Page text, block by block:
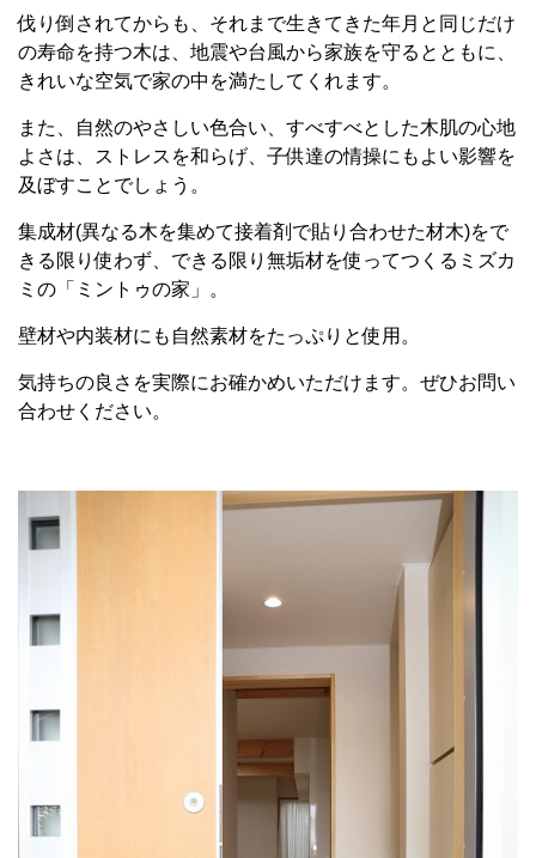
伐り倒されてからも、それまで生きてきた年月と同じだけ
の寿命を持つ木は、地震や台風から家族を守るとともに、
きれいな空気で家の中を満たしてくれます。
また、自然のやさしい色合い、すべすべとした木肌の心地
よさは、ストレスを和らげ、子供達の情操にもよい影響を
及ぼすことでしょう。
集成材(異なる木を集めて接着剤で貼り合わせた材木)をで
きる限り使わず、できる限り無垢材を使ってつくるミズカ
ミの「ミントゥの家」。
壁材や内装材にも自然素材をたっぷりと使用。
気持ちの良さを実際にお確かめいただけます。ぜひお問い
合わせください。